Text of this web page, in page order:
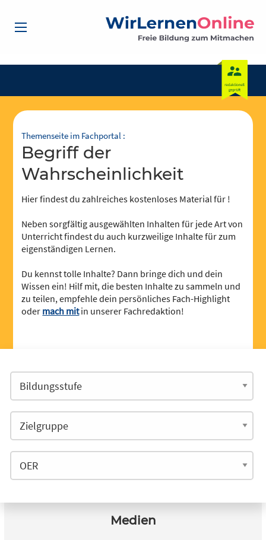
Themenseite im Fachportal :
Begriff der
Wahrscheinlichkeit
Hier findest du zahlreiches kostenloses Material für !
Neben sorgfältig ausgewählten Inhalten für jede Art von
Unterricht findest du auch kurzweilige Inhalte für zum
eigenständigen Lernen.
Du kennst tolle Inhalte? Dann bringe dich und dein
Wissen ein! Hilf mit, die besten Inhalte zu sammeln und
zu teilen, empfehle dein persönliches Fach-Highlight
oder mach mitin unserer Fachredaktion!
Medien